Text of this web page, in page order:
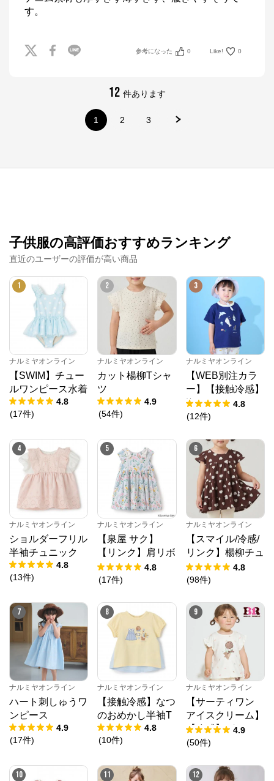
す。
参考になった 0 Like! 0
12 件あります
1 2 3
子供服の高評価おすすめランキング
直近のユーザーの評価が高い商品
1
ナルミヤオンライン
【SWIM】チュー
ルワンピース水着
4.8
(17件)
2
ナルミヤオンライン
カット楊柳Tシャ
ツ
4.9
(54件)
3
ナルミヤオンライン
【WEB別注カラ
ー】【接触冷感】
海のいきものアッ
プリケ半袖Tシャ
4.8
(12件)
4
ナルミヤオンライン
ショルダーフリル
半袖チュニック
4.8
(13件)
5
ナルミヤオンライン
【泉屋 サク】
【リンク】肩リボ
ンフラワーキャッ
トワンピース
4.8
(17件)
6
ナルミヤオンライン
【スマイル/冷感/
リンク】楊柳チュ
ニック
4.8
(98件)
7
ナルミヤオンライン
ハート刺しゅうワ
ンピース
4.9
(17件)
8
ナルミヤオンライン
【接触冷感】なつ
のおめかし半袖T
4.8
(10件)
9
ナルミヤオンライン
【サーティワン
アイスクリーム】
【冷感】グラフィ
ック半袖Tシャツ
4.9
(50件)
10 11 12
公式ECサイト
ナルミヤオンラインからのコメント
ナルミヤオンライン公式通販ショップ。人気子供服メ
ゾピアノ、プティマイン、ラブトキシック、アナスイ
ミニ等、全ブランド、全商品をご覧いただけます。